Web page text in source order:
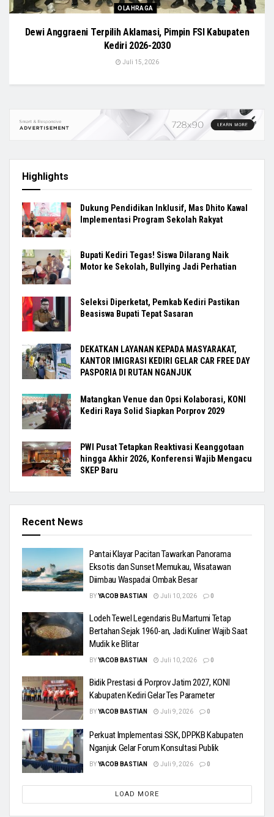
OLAHRAGA
Dewi Anggraeni Terpilih Aklamasi, Pimpin FSI Kabupaten
Kediri 2026-2030
Juli 15, 2026
Highlights
Dukung Pendidikan Inklusif, Mas Dhito Kawal
Implementasi Program Sekolah Rakyat
Bupati Kediri Tegas! Siswa Dilarang Naik
Motor ke Sekolah, Bullying Jadi Perhatian
Seleksi Diperketat, Pemkab Kediri Pastikan
Beasiswa Bupati Tepat Sasaran
DEKATKAN LAYANAN KEPADA MASYARAKAT,
KANTOR IMIGRASI KEDIRI GELAR CAR FREE DAY
PASPORIA DI RUTAN NGANJUK
Matangkan Venue dan Opsi Kolaborasi, KONI
Kediri Raya Solid Siapkan Porprov 2029
PWI Pusat Tetapkan Reaktivasi Keanggotaan
hingga Akhir 2026, Konferensi Wajib Mengacu
SKEP Baru
Recent News
Pantai Klayar Pacitan Tawarkan Panorama
Eksotis dan Sunset Memukau, Wisatawan
Diimbau Waspadai Ombak Besar
BYYACOB BASTIAN Juli 10, 2026 0
Lodeh Tewel Legendaris Bu Martumi Tetap
Bertahan Sejak 1960-an, Jadi Kuliner Wajib Saat
Mudik ke Blitar
BYYACOB BASTIAN Juli 10, 2026 0
Bidik Prestasi di Porprov Jatim 2027, KONI
Kabupaten Kediri Gelar Tes Parameter
BYYACOB BASTIAN Juli 9, 2026 0
Perkuat Implementasi SSK, DPPKB Kabupaten
Nganjuk Gelar Forum Konsultasi Publik
BYYACOB BASTIAN Juli 9, 2026 0
LOAD MORE